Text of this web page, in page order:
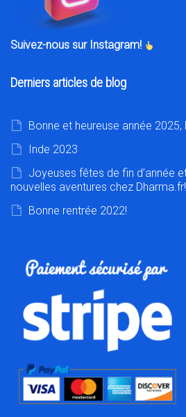
Suivez-nous sur Instagram!
Derniers articles de blog
Bonne et heureuse année
Inde 2023
Joyeuses fêtes de fin d’année
nouvelles aventures chez Dharma.fr!
Bonne rentrée 2022!